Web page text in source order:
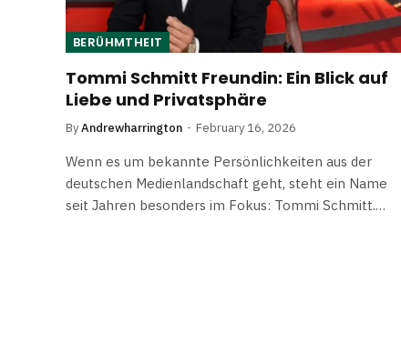
BERÜHMTHEIT
Tommi Schmitt Freundin: Ein Blick auf
Liebe und Privatsphäre
ByAndrewharrington February 16, 2026
Wenn es um bekannte Persönlichkeiten aus der
deutschen Medienlandschaft geht, steht ein Name
seit Jahren besonders im Fokus: Tommi Schmitt.…